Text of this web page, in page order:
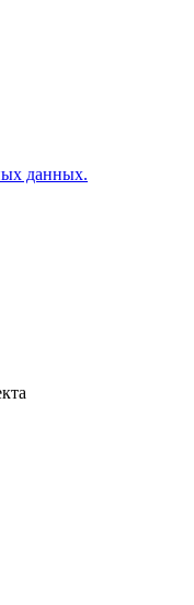
данных.